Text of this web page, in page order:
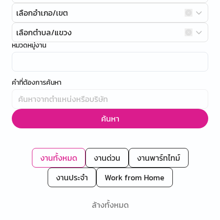
เลือกอำเภอ/เขต
เลือกตำบล/แขวง
หมวดหมู่งาน
คำที่ต้องการค้นหา
ค้นหา
งานทั้งหมด งานด่วน
งานพาร์ทไทม์
งานประจำ
Work from Home
ล้างทั้งหมด